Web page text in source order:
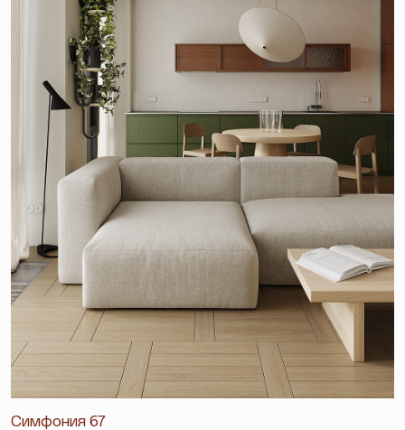
Симфония 67